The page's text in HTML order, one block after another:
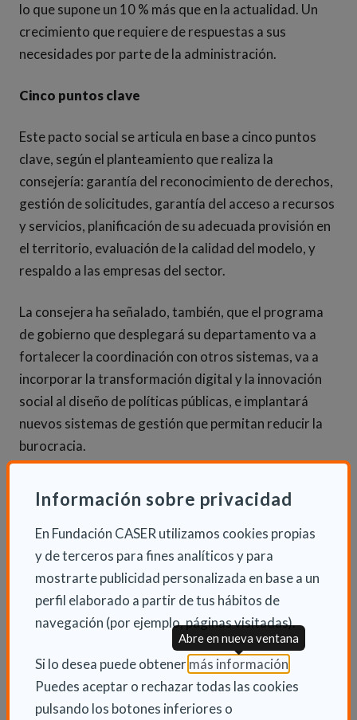
Información sobre privacidad
En Fundación CASER utilizamos cookies propias
y de terceros para fines analíticos y para
mostrarte publicidad personalizada en base a un
perfil elaborado a partir de tus hábitos de
navegación (por ejemplo, páginas visitadas).
Si lo desea puede obtener más información
Puedes aceptar o rechazar todas las cookies
pulsando los botones inferiores o
Abre en nueva ventana
lo que supone un 10 % más que en la actualidad. Un
crecimiento que requiere de respuestas a sus
necesidades por parte de la administración.
Cinco puntos clave
Este pacto social se articula en base a cinco puntos
clave, según el planteamiento que realiza la
consejería: garantía del reconocimiento de derechos,
gestión de solicitudes, garantía del acceso a recursos
y servicios, planificación de su adecuada provisión en
el territorio, evaluación de la calidad del modelo, y
respaldo a las empresas del sector.
La consejera ha señalado, también, que el programa
de gobierno que desplegará su departamento va a
fortalecer la coordinación con otros sistemas, va a
incorporar la transformación digital y la innovación
social al diseño de políticas públicas, e implantará
nuevos sistemas de gestión que permitan reducir la
burocracia.
que se trabajará en reforzar cuatro proyectos
normativos muy importantes, como son la Ley de
Servicios Sociales, la Ley de Infancia y Adolescencia, la
Ley de Cooperación al Desarrollo y la Ley del Tercer
Sector.
INFORMACIÓN ADICIONAL
Lun 9 Octubre 2023
Actualidad